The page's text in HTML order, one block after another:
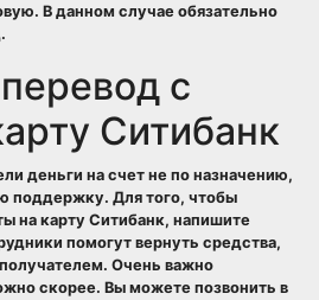
В данном случае обязательно
с
Ситибанк
деньги на счет не по назначению,
поддержку. Для того, чтобы
на карту Ситибанк, напишите
помогут вернуть средства,
Очень важно
скорее. Вы можете позвонить в